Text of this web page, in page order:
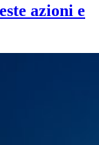
azioni e